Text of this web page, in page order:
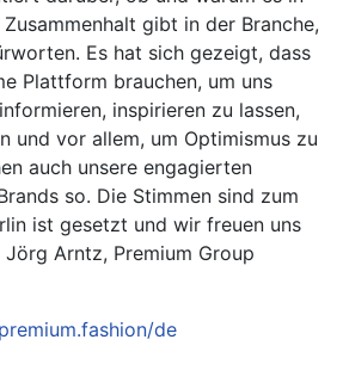
gibt in der Branche,
Es hat sich gezeigt, dass
Plattform brauchen, um uns
inspirieren zu lassen,
und vor allem, um Optimismus zu
auch unsere engagierten
so. Die Stimmen sind zum
ist gesetzt und wir freuen uns
Jörg Arntz, Premium Group
de